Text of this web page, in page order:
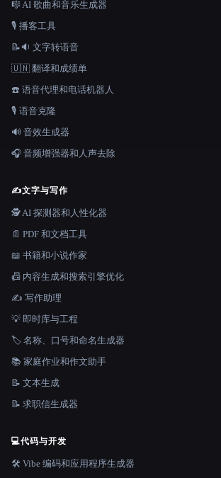
🎼 AI 歌曲和音乐生成器
🎙️ 播客工具
📝🔉 文字转语音
🇺🇳 翻译和成绩单
☎️ 语音代理和电话机器人
🎙️ 语音克隆
🔊 音效生成器
🎧 音频增强器和人声去除
✍️文字与写作
🕵️ AI 探测器和人性化器
📄 PDF 和文档工具
📖 书籍和小说作家
📠 内容生成和搜索引擎优化
✍️ 写作助理
💡 即时库与工程
🏷️ 名称、口号和命名生成器
📚 家庭作业和作文助手
📝 文本生成
📝 求职信生成器
💻代码与开发
🛠️ Vibe 编码和应用程序生成器